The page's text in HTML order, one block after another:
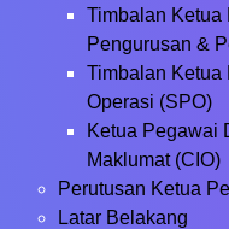
Timbalan Ketua
Pengurusan &
Timbalan Ketua
Operasi (SPO)
Ketua Pegawai
Maklumat (CIO)
Perutusan Ketua
Latar Belakang